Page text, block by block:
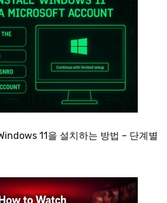
11을 설치하는 방법 – 단계별